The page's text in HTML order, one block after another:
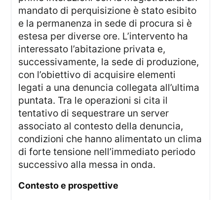
mandato di perquisizione è stato esibito
e la permanenza in sede di procura si è
estesa per diverse ore. L’intervento ha
interessato l’abitazione privata e,
successivamente, la sede di produzione,
con l’obiettivo di acquisire elementi
legati a una denuncia collegata all’ultima
puntata. Tra le operazioni si cita il
tentativo di sequestrare un server
associato al contesto della denuncia,
condizioni che hanno alimentato un clima
di forte tensione nell’immediato periodo
successivo alla messa in onda.
contesto e prospettive